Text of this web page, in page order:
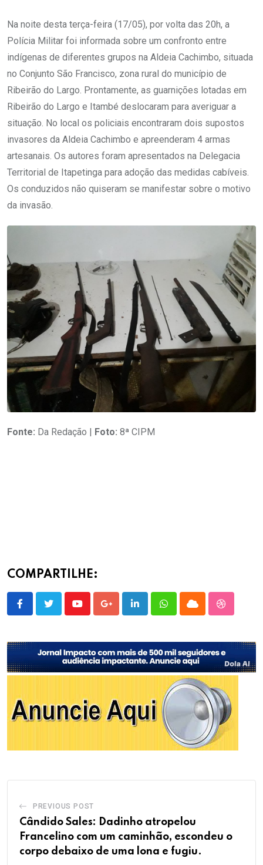
Na noite desta terça-feira (17/05), por volta das 20h, a
Polícia Militar foi informada sobre um confronto entre
indígenas de diferentes grupos na Aldeia Cachimbo, situada
no Conjunto São Francisco, zona rural do município de
Ribeirão do Largo. Prontamente, as guarnições lotadas em
Ribeirão do Largo e Itambé deslocaram para averiguar a
situação. No local os policiais encontraram dois supostos
invasores da Aldeia Cachimbo e apreenderam 4 armas
artesanais. Os autores foram apresentados na Delegacia
Territorial de Itapetinga para adoção das medidas cabíveis.
Os conduzidos não quiseram se manifestar sobre o motivo
da invasão.
Fonte: Da Redação | Foto: 8ª CIPM
COMPARTILHE:
YoutubeGoogle+LinkedInWhatsappCloud
PREVIOUS POST
Cândido Sales: Dadinho atropelou
Francelino com um caminhão, escondeu o
corpo debaixo de uma lona e fugiu.